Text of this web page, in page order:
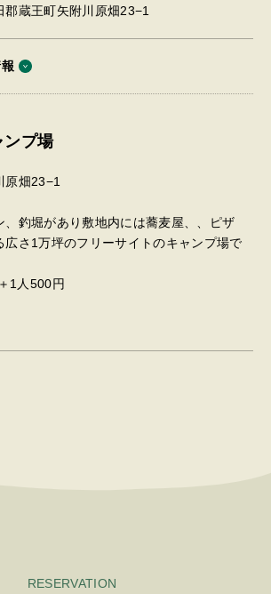
蔵王町矢附川原畑23−1
ンプ場
原畑23−1
、釣堀があり敷地内には蕎麦屋、、ピザ
広さ1万坪のフリーサイトのキャンプ場で
1人500円
RESERVATION